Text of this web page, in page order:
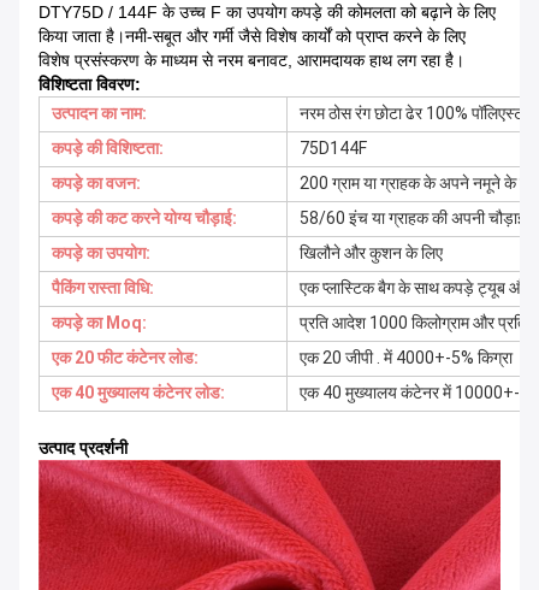
DTY75D / 144F के उच्च F का उपयोग कपड़े की कोमलता को बढ़ाने के लिए
किया जाता है।नमी-सबूत और गर्मी जैसे विशेष कार्यों को प्राप्त करने के लिए
विशेष प्रसंस्करण के माध्यम से नरम बनावट, आरामदायक हाथ लग रहा है।
विशिष्टता विवरण:
उत्पादन का नाम:
नरम ठोस रंग छोटा ढेर 100%
कपड़े की विशिष्टता:
75D144F
कपड़े का वजन:
200 ग्राम या ग्राहक के अपने नमूने के
कपड़े की कट करने योग्य चौड़ाई:
58/60 इंच या ग्राहक की अपनी चौड़ाई
कपड़े का उपयोग:
खिलौने और कुशन के लिए
पैकिंग रास्ता विधि:
एक प्लास्टिक बैग के साथ कपड़े ट्यूब और
कपड़े का Moq:
प्रति आदेश 1000 किलोग्राम और प्रति
एक 20 फीट कंटेनर लोड:
एक 20 जीपी . में 4000+-5% किग्रा
एक 40 मुख्यालय कंटेनर लोड:
एक 40 मुख्यालय कंटेनर में 10000+-5%
उत्पाद प्रदर्शनी